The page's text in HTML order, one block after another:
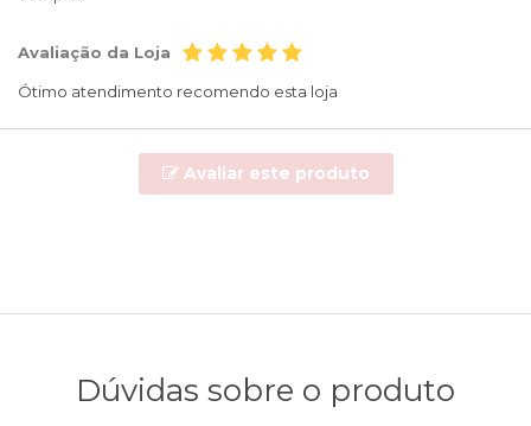
Avaliação da Loja
Ótimo atendimento recomendo esta loja
Avaliar este produto
Dúvidas sobre o produto